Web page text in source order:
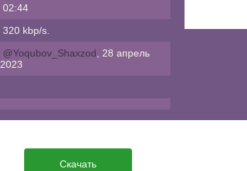
02:44
320 kbp/s.
@Yoqubov_Shaxzod , 28 апрель
2023
Скачать